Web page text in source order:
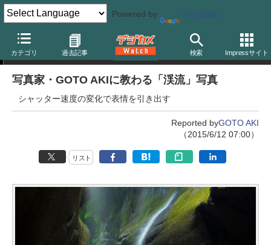
Powered by Translate
カテゴリ 過去記事 検索 Impressサイト
何気ない風景をダイナミックに変える「絶景写真術」
写真家・GOTO AKIに教わる「渓流」写真
シャッター速度の変化で表情を引き出す
Reported byGOTO AKI
（2015/6/12 07:00）
リスト